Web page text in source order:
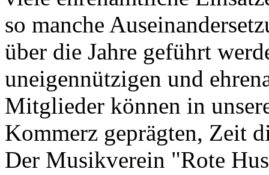
so manche
über die Jahre geführt
uneigennützigen und
Mitglieder können in
Kommerz geprägten, Zeit
Der Musikverein "Rote